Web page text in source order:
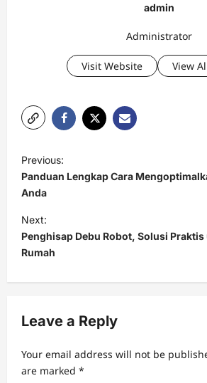
admin
Administrator
Visit Website View
P
o
s
t
n
a
v
g
a
t
Previous:
Panduan Lengkap Cara
Anda
Next:
Penghisap Debu Robot, Solusi
Rumah
Leave a Reply
Your email address will not be
are marked *